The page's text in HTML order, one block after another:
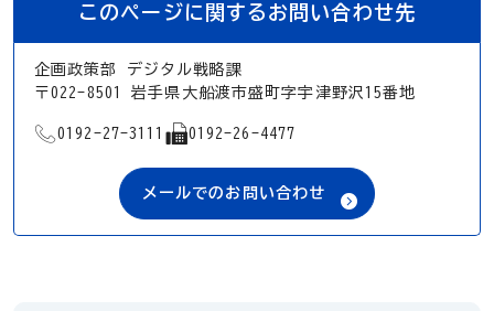
このページに関するお問い合わせ先
企画政策部 デジタル戦略課
〒022-8501 岩手県大船渡市盛町字宇津野沢15番地
TEL
0192-27-3111 FAX
0192-26-4477
メールでのお問い合わせ